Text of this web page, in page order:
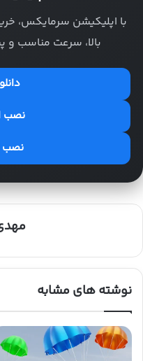
با اپلیکیشن سرمایکس،
بالا، سرعت مناسب و
نصب
نصب
نوشته های مشابه